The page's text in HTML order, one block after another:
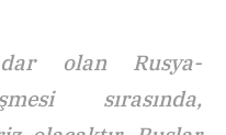
olan Rusya-
sırasında,